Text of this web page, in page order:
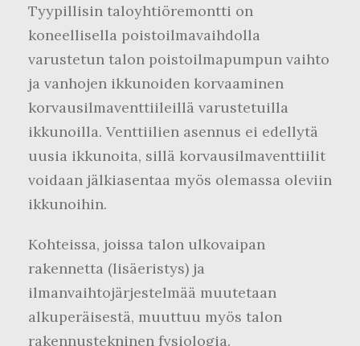
Tyypillisin taloyhtiöremontti on
koneellisella poistoilmavaihdolla
varustetun talon poistoilmapumpun vaihto
ja vanhojen ikkunoiden korvaaminen
korvausilmaventtiileillä varustetuilla
ikkunoilla. Venttiilien asennus ei edellytä
uusia ikkunoita, sillä korvausilmaventtiilit
voidaan jälkiasentaa myös olemassa oleviin
ikkunoihin.
Kohteissa, joissa talon ulkovaipan
rakennetta (lisäeristys) ja
ilmanvaihtojärjestelmää muutetaan
alkuperäisestä, muuttuu myös talon
rakennustekninen fysiologia.